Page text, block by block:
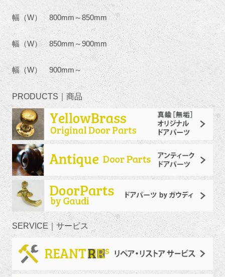
幅（W） 800mm～850mm
幅（W） 850mm～900mm
幅（W） 900mm～
PRODUCTS｜商品
SERVICE｜サービス